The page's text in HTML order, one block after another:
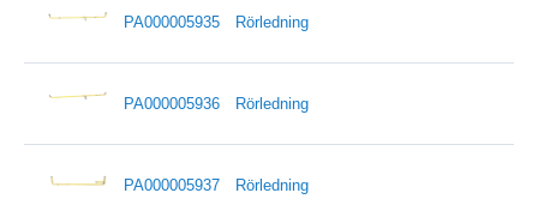
PA000005935 Rörledning
PA000005936 Rörledning
PA000005937 Rörledning